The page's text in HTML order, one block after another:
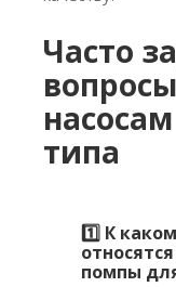
Часто
типа
1️⃣ К
помпы